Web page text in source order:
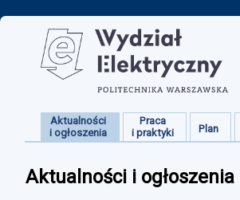
Aktualności
i ogłoszenia
Praca
i praktyki
Plan
Aktualności i ogłoszenia